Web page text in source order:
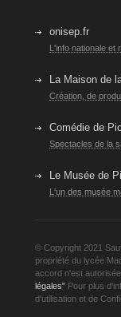
onisep.fr
L'info nationale et
La Maison de
Création, de
Comédie de
Spectacles de la
Le Musée de
L'un des musée
© Copyright 2021
propriété du lycée
accord n'est
légales” Pour plus
d'utilisation et de